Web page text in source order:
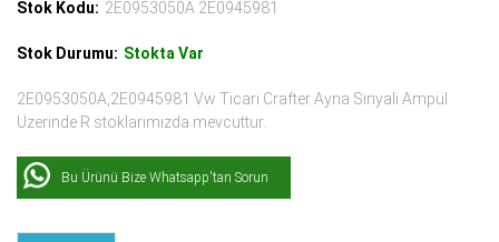
Stok Kodu: 2E0953050A 2E0945981
Stok Durumu: Stokta Var
2E0953050A,2E0945981 Vw Ticari Crafter Ayna Sinyali Ampül
Üzerinde R stoklarımızda mevcuttur.
Bu Ürünü Bize Whatsapp'tan Sorun